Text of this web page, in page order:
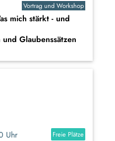
Vortrag und Workshop
mich stärkt - und
Glaubenssätzen
Uhr
Freie Plätze